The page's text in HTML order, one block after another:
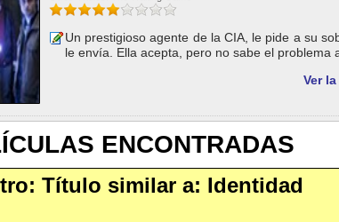
Un prestigioso agente de la CIA, le pide a su
le envía. Ella acepta, pero no sabe el problema
Ver
ENCONTRADAS
Título similar a: Identidad